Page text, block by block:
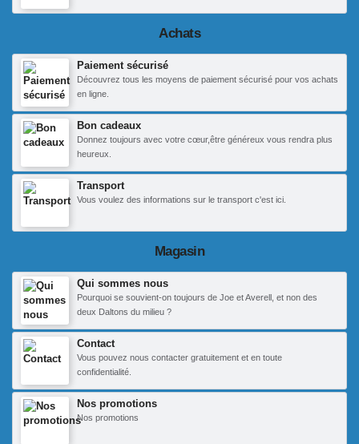
Achats
Paiement sécurisé
Découvrez tous les moyens de paiement sécurisé pour vos achats
en ligne.
Bon cadeaux
Donnez toujours avec votre cœur,être généreux vous rendra plus
heureux.
Transport
Vous voulez des informations sur le transport c'est ici.
Magasin
Qui sommes nous
Pourquoi se souvient-on toujours de Joe et Averell, et non des
deux Daltons du milieu ?
Contact
Vous pouvez nous contacter gratuitement et en toute
confidentialité.
Nos promotions
Nos promotions